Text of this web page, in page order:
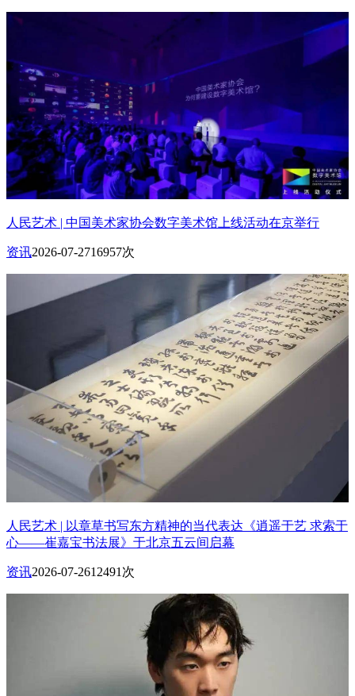
人民艺术 | 中国美术家协会数字美术馆上线活动在京举行
资讯2026-07-2716957次
人民艺术 | 以章草书写东方精神的当代表达《逍遥于艺 求索于
心——崔嘉宝书法展》于北京五云间启幕
资讯2026-07-2612491次